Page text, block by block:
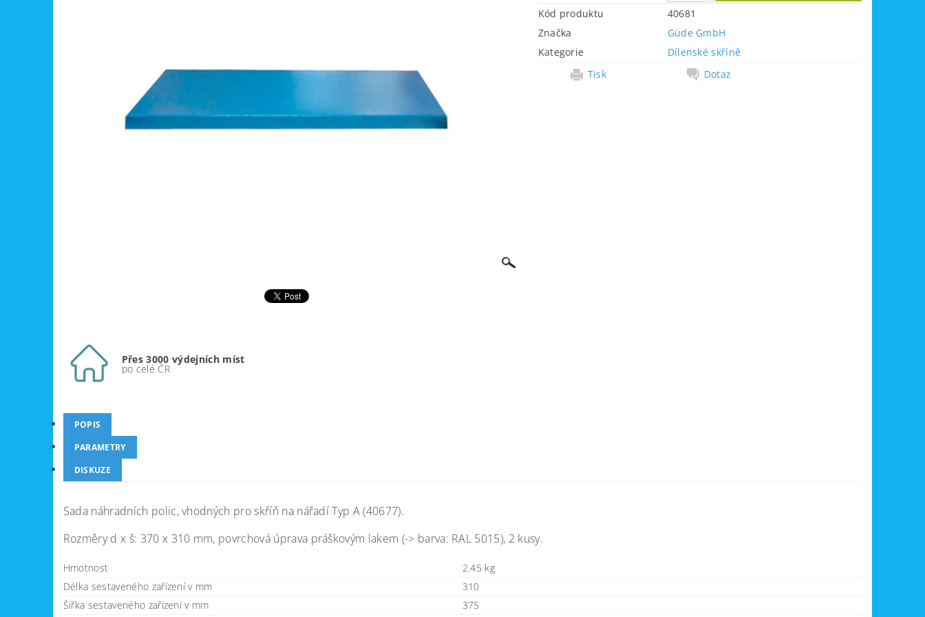
Kód produktu
40681
Značka
Güde GmbH
Kategorie
Dílenské skříně
Tisk
Dotaz
Přes 3000 výdejních míst
po celé ČR
POPIS
PARAMETRY
DISKUZE
Sada náhradních polic, vhodných pro skříň na nářadí Typ A (40677).
Rozměry d x š: 370 x 310 mm, povrchová úprava práškovým lakem (-> barva: RAL 5015), 2 kusy.
Hmotnost
2.45 kg
Délka sestaveného zařízení v mm
310
Šířka sestaveného zařízení v mm
375